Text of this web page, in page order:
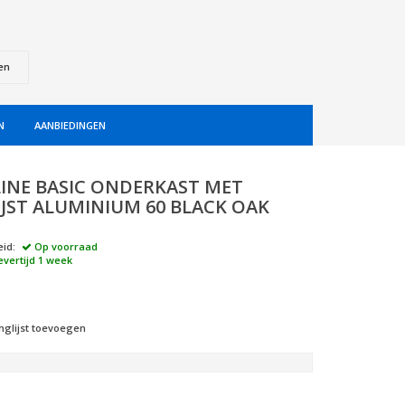
AANBIEDINGEN
BASIC ONDERKAST MET
ALUMINIUM 60 BLACK OAK
Op voorraad
1 week
toevoegen